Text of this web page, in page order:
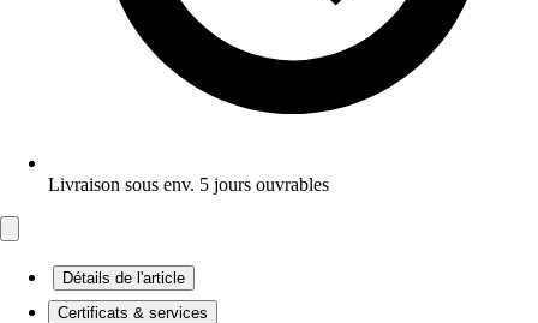
Livraison sous env. 5 jours ouvrables
Détails de l'article
Certificats & services